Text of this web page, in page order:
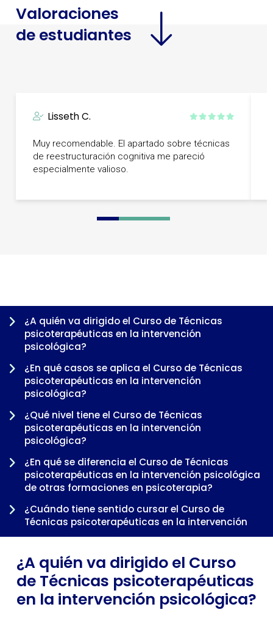
Valoraciones
de estudiantes
Lisseth C.
Muy recomendable. El apartado sobre técnicas
de reestructuración cognitiva me pareció
especialmente valioso.
0 1 2 3 4 5 6 7
¿A quién va dirigido el Curso de Técnicas
psicoterapéuticas en la intervención
psicológica?
¿En qué casos se aplica el Curso de Técnicas
psicoterapéuticas en la intervención
psicológica?
¿Qué nivel tiene el Curso de Técnicas
psicoterapéuticas en la intervención
psicológica?
¿En qué se diferencia el Curso de Técnicas
psicoterapéuticas en la intervención psicológica
de otras formaciones en psicoterapia?
¿Cuándo tiene sentido cursar el Curso de
Técnicas psicoterapéuticas en la intervención
psicológica dentro de una trayectoria
¿A quién va dirigido el Curso
de Técnicas psicoterapéuticas
en la intervención psicológica?